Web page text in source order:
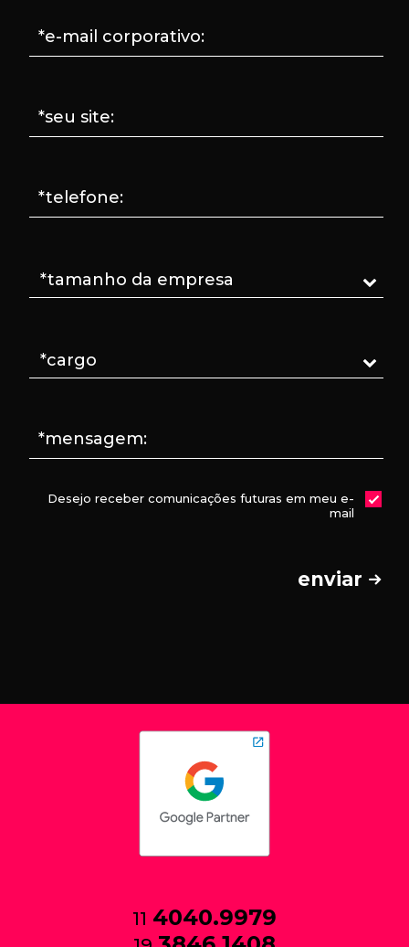
*e-mail corporativo:
*seu site:
*telefone:
*mensagem:
Desejo receber comunicações futuras em meu e-
mail
enviar
11 4040.9979